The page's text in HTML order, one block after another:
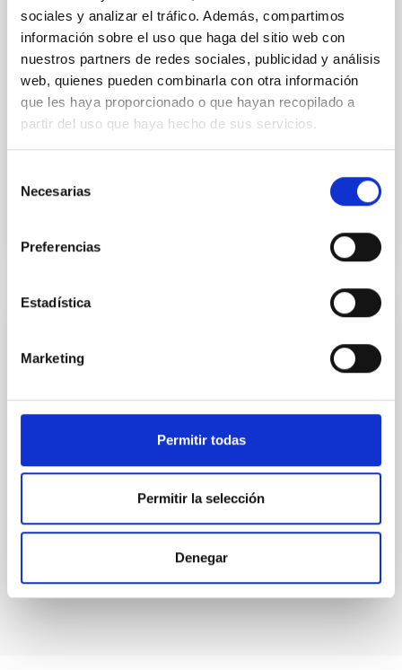
sociales y analizar el tráfico. Además, compartimos
información sobre el uso que haga del sitio web con
nuestros partners de redes sociales, publicidad y análisis
web, quienes pueden combinarla con otra información
que les haya proporcionado o que hayan recopilado a
partir del uso que haya hecho de sus servicios.
Necesarias
Preferencias
Estadística
Marketing
Permitir todas
Permitir la selección
Denegar
TOI-1408: Discovery and Photodynamical
Modeling of a Small Inner Companion to a
Hot Jupiter Revealed by Transit Timing
Variations
We report the discovery and characterization of a
small planet, TOI-1408 c, on a 2.2 day orbit located
interior to a previously known hot Jupiter, TOI-1408 b
TOI-4010: A System of Three Large Short-
Companion
We report the confirmation of three exoplanets
dwarf observed by the Transiting Exoplanet Survey